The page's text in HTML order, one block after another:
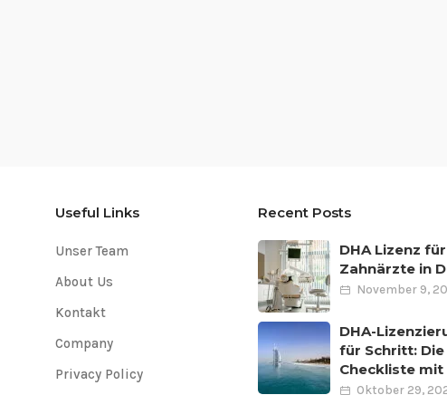
Useful Links
Unser Team
About Us
Kontakt
Company
Privacy Policy
Recent Posts
DHA Lizenz
Zahnärzte in
November 9,
DHA-
für Schritt:
Checkliste mit
Oktober 29,